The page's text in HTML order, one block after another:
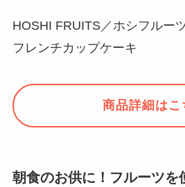
HOSHI FRUITS／ホシフルー
フレンチカップケーキ
商品詳細はこ
朝食のお供に！フルーツを